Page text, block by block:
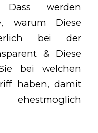
Dass werden
warum Diese
bei der
& Diese
bei welchen
haben, damit
ehestmoglich